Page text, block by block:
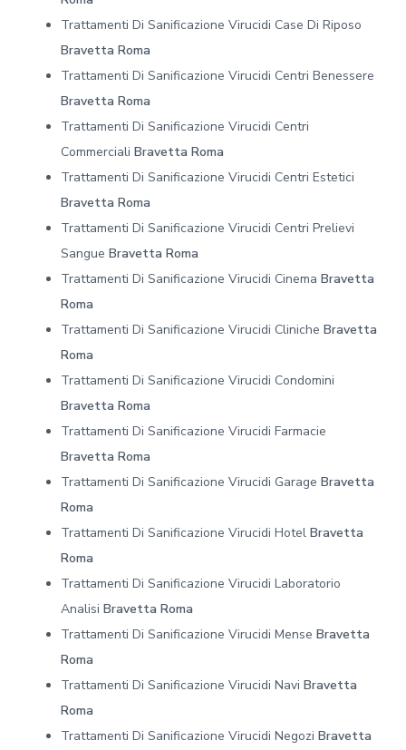
Trattamenti Di Sanificazione Virucidi Case Di Riposo
Bravetta Roma
Trattamenti Di Sanificazione Virucidi Centri Benessere
Bravetta Roma
Trattamenti Di Sanificazione Virucidi Centri
Commerciali Bravetta Roma
Trattamenti Di Sanificazione Virucidi Centri Estetici
Bravetta Roma
Trattamenti Di Sanificazione Virucidi Centri Prelievi
Sangue Bravetta Roma
Trattamenti Di Sanificazione Virucidi Cinema Bravetta
Roma
Trattamenti Di Sanificazione Virucidi Cliniche Bravetta
Roma
Trattamenti Di Sanificazione Virucidi Condomini
Bravetta Roma
Trattamenti Di Sanificazione Virucidi Farmacie
Bravetta Roma
Trattamenti Di Sanificazione Virucidi Garage Bravetta
Roma
Trattamenti Di Sanificazione Virucidi Hotel Bravetta
Roma
Trattamenti Di Sanificazione Virucidi Laboratorio
Analisi Bravetta Roma
Trattamenti Di Sanificazione Virucidi Mense Bravetta
Roma
Trattamenti Di Sanificazione Virucidi Navi Bravetta
Roma
Trattamenti Di Sanificazione Virucidi Negozi Bravetta